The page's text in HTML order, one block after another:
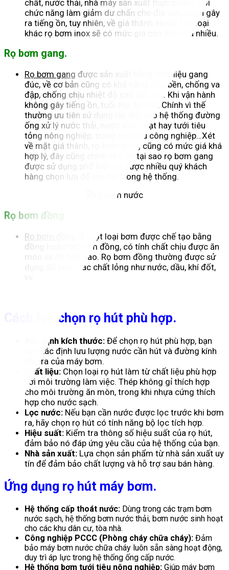
chất, nước thải, nhà máy sản xuất thực phẩm. Với
chức năng làm giảm dư chấn cho đĩa van, tránh gây
ra tiếng ồn, tuy nhiên, về giá thành so với các loại
khác rọ bơm inox sẽ có mức giá cao hơn khá nhiều.
Rọ bơm gang.
Rọ bơm gang được sản xuất bằng chất liệu gang
đúc, về cơ bản cũng có khả năng chịu bền, chống va
đập, chống chịu nhiệt độ cao cực tốt. Khi vận hành
không gây tiếng ồn, tuổi thọ lâu dài. Chính vì thế
thường ưu tiên sử dụng lắp đặt cho hệ thống đường
ống xử lý nước thải, nước sinh hoạt hay tưới tiêu
tỏng nông nghiệp, trong các khu công nghiệp…Xét
về mặt giá thành, rọ bơm gang cũng có mức giá khá
hợp lý, đây cũng chính lá lí do tại sao rọ bơm gang
được sử dụng phổ biến và được nhiều quý khách
hàng chọn lựa để lắp đặt trong hệ thống.
Rọ bơm đồng.
Rọ bơm đồng
là một loại bơm được chế tạo bằng
đồng hoặc hợp kim đồng, có tính chất chịu được ăn
mòn và độ bền cao. Rọ bơm đồng thường được sử
dụng để bơm các chất lỏng như nước, dầu, khí đốt,
Cách lựa chọn rọ hút phù hợp.
Xác Định kích thước: Để chọn rọ hút phù hợp, bạn
cần xác định lưu lượng nước cần hút và đường kính
đầu ra của máy bơm.
Chất liệu: Chọn loại rọ hút làm từ chất liệu phù hợp
với môi trường làm việc. Thép không gỉ thích hợp
cho môi trường ăn mòn, trong khi nhựa cứng thích
hợp cho nước sạch.
Lọc nước: Nếu bạn cần nước được lọc trước khi bơm
ra, hãy chọn rọ hút có tính năng bộ lọc tích hợp.
Hiệu suất: Kiểm tra thông số hiệu suất của rọ hút,
đảm bảo nó đáp ứng yêu cầu của hệ thống của bạn.
Nhà sản xuất: Lựa chọn sản phẩm từ nhà sản xuất uy
tín để đảm bảo chất lượng và hỗ trợ sau bán hàng.
Ứng dụng rọ hút máy bơm.
Hệ thống cấp thoát nước: Dùng trong các trạm bơm
nước sạch, hệ thống bơm nước thải, bơm nước sinh hoạt
cho các khu dân cư, tòa nhà.
Công nghiệp PCCC (Phòng cháy chữa cháy): Đảm
bảo máy bơm nước chữa cháy luôn sẵn sàng hoạt động,
duy trì áp lực trong hệ thống ống cấp nước.
Hệ thống bơm tưới tiêu nông nghiệp: Giúp máy bơm